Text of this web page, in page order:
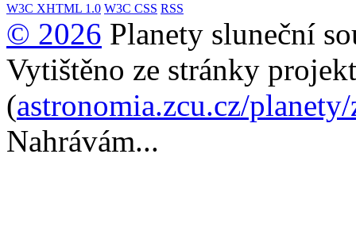
W3C XHTML 1.0 W3C CSS RSS
© 2026 Planety sluneční
Vytištěno ze stránky
(astronomia.zcu.cz/
Nahrávám...